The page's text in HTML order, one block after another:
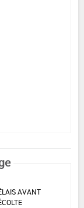
AVANT